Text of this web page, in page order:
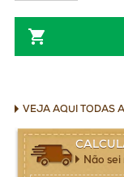
VEJA AQUI TODAS
Não sei